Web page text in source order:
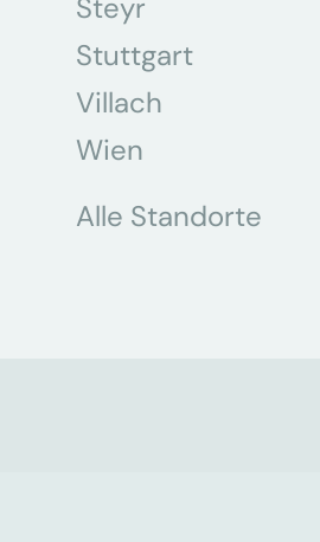
Steyr
Stuttgart
Villach
Wien
Alle Standorte